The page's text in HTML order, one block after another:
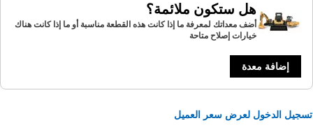
هل ستكون ملائمة؟
أضف معداتك لمعرفة ما إذا كانت هذه القطعة مناسبة أو ما إذا كانت هناك
خيارات إصلاح متاحة
إضافة معدة
الدخول لعرض سعر العميل